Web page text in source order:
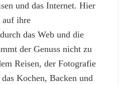
und das Internet. Hier
ihre
das Web und die
der Genuss nicht zu
Reisen, der Fotografie
Kochen, Backen und